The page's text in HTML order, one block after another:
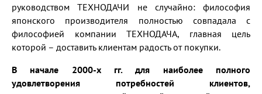
руководством ТЕХНОДАЧИ не случайно: философия
японского производителя полностью совпадала с
философией компании ТЕХНОДАЧА, главная цель
которой – доставить клиентам радость от покупки.
В начале 2000-х гг. для наиболее полного
удовлетворения потребностей клиентов,